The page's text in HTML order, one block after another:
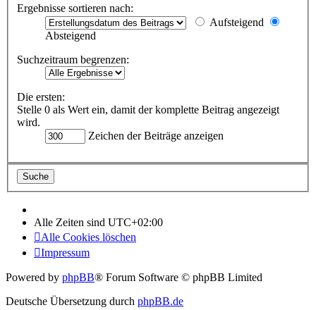
Ergebnisse sortieren nach:
Aufsteigend
Absteigend
Suchzeitraum begrenzen:
Die ersten:
Stelle 0 als Wert ein, damit der komplette Beitrag angezeigt
wird.
Zeichen der Beiträge anzeigen
Alle Zeiten sind UTC+02:00
Alle Cookies löschen
Impressum
Powered by phpBB® Forum Software © phpBB Limited
Deutsche Übersetzung durch phpBB.de